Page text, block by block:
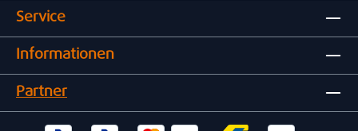
Service
Informationen
Partner